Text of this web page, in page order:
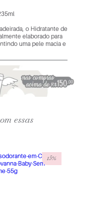
o Hidratante de
elaborado para
uma pele macia e
essas
15%